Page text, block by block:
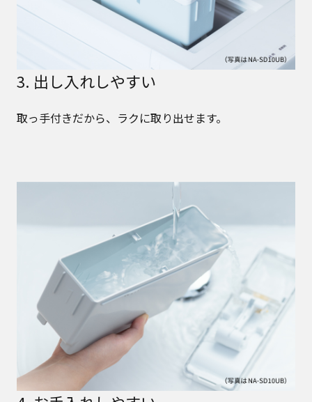
3. 出し入れしやすい
取っ手付きだから、ラクに取り出せます。